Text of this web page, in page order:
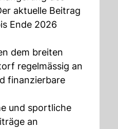
aktuelle Beitrag
Ende 2026
dem breiten
regelmässig an
finanzierbare
und sportliche
an